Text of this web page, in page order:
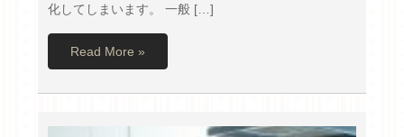
化してしまいます。 一般 […]
Read More »